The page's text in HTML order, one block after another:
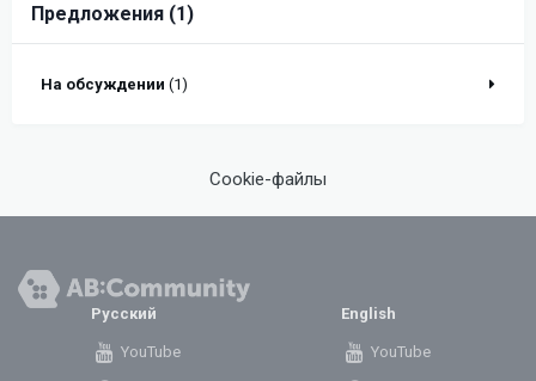
Предложения (1)
На обсуждении (1)
Cookie-файлы
Русский
YouTube
English
YouTube